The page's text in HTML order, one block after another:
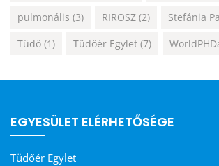
pulmonális (3) RIROSZ (2) Stefánia
Tüdő (1) Tüdőér Egylet (7)
EGYESÜLET ELÉRHETŐSÉGE
Tüdőér Egylet